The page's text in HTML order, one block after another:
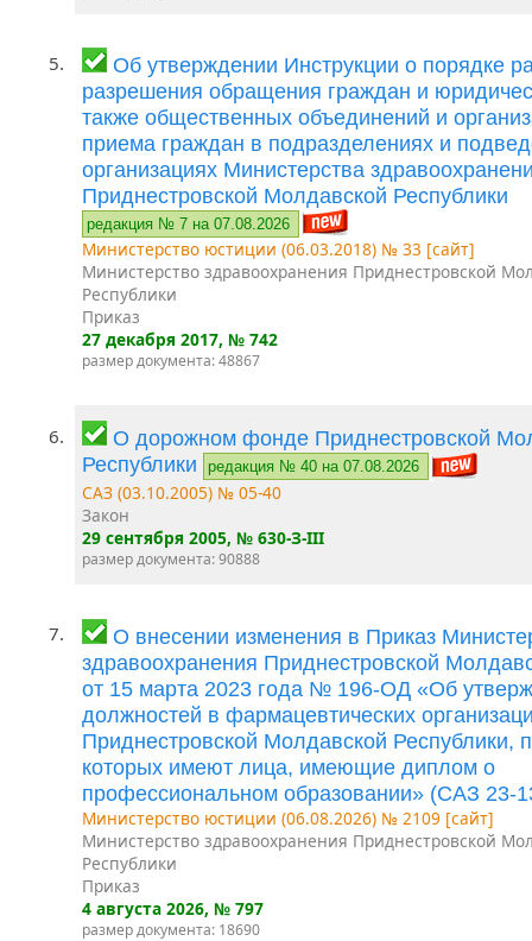
5.
Об утверждении Инструкции о порядке
разрешения обращения граждан и
также общественных объединений и
приема граждан в подразделениях и
организациях Министерства
Приднестровской Молдавской Республики
редакция № 7 на 07.08.2026
Министерство юстиции (06.03.2018) № 33 [сайт]
Министерство здравоохранения Приднестровской
Республики
Приказ
27 декабря 2017, № 742
размер документа: 48867
6.
О дорожном фонде Приднестровской
Республики
редакция № 40 на 07.08.2026
САЗ (03.10.2005) № 05-40
Закон
29 сентября 2005, № 630-З-III
размер документа: 90888
7.
О внесении изменения в Приказ
здравоохранения Приднестровской
от 15 марта 2023 года № 196-ОД «Об
должностей в фармацевтических
Приднестровской Молдавской Республики,
которых имеют лица, имеющие диплом о
профессиональном образовании» (САЗ 23-
Министерство юстиции (06.08.2026) № 2109 [сайт]
Министерство здравоохранения Приднестровской
Республики
Приказ
4 августа 2026, № 797
размер документа: 18690